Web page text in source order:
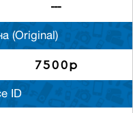
---
(Original)
7500р
ID